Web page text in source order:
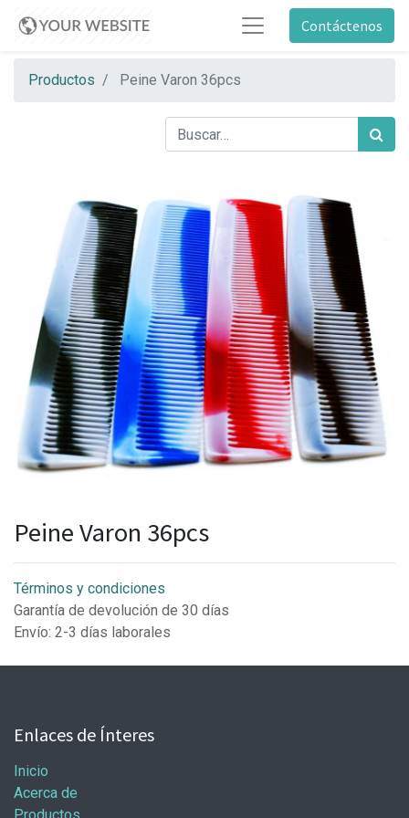
Contáctenos
Productos Peine Varon 36pcs
Peine Varon 36pcs
Términos y condiciones
Garantía de devolución de 30 días
Envío: 2-3 días laborales
Enlaces de Ínteres
Inicio
Acerca de